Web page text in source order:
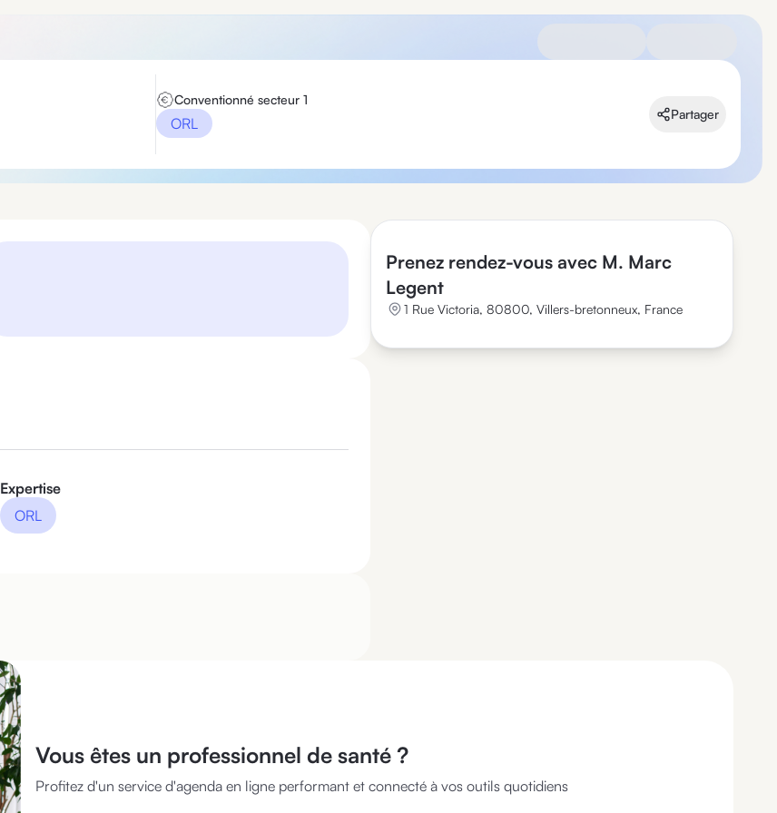
Conventionné secteur 1
ORL
Partager
Expertise
ORL
Prenez rendez-vous avec M. Marc
Legent
1 Rue Victoria, 80800, Villers-bretonneux, France
Vous êtes un professionnel de santé ?
Profitez d'un service d'agenda en ligne performant et connecté à vos outils quotidiens